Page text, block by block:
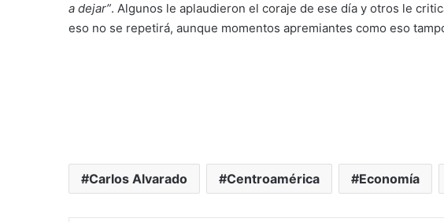
a dejar”. Algunos le aplaudieron el coraje de ese día y otros le
eso no se repetirá, aunque momentos apremiantes como eso
Carlos Alvarado Centroamérica Economía